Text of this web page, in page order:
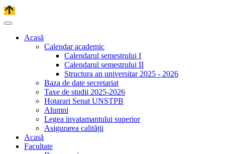
Acasă
Calendar academic
Calendarul semestrului I
Calendarul semestrului II
Structura an universitar 2025 - 2026
Baza de date secretariat
Taxe de studii 2025-2026
Hotarari Senat UNSTPB
Alumni
Legea invatamantului superior
Asigurarea calității
Acasă
Facultate